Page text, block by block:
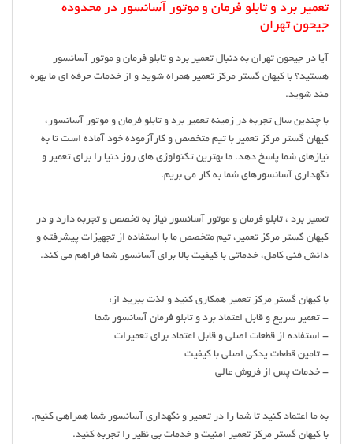
تعمیر برد و تابلو فرمان و موتور آسانسور در محدوده
جیحون تهران
آیا در جیحون تهران به دنبال تعمیر برد و تابلو فرمان و موتور آسانسور
هستید؟ با کیهان گستر مرکز تعمیر همراه شوید و از خدمات حرفه ای ما بهره
مند شوید.
با چندین سال تجربه در زمینه تعمیر برد و تابلو فرمان و موتور آسانسور،
کیهان گستر مرکز تعمیر با تیم متخصص و کارآزموده خود آماده است تا به
نیازهای شما پاسخ دهد. ما بهترین تکنولوژی های روز دنیا را برای تعمیر و
نگهداری آسانسورهای شما به کار می بریم.
تعمیر برد ، تابلو فرمان و موتور آسانسور نیاز به تخصص و تجربه دارد و در
کیهان گستر مرکز تعمیر، تیم متخصص ما با استفاده از تجهیزات پیشرفته و
دانش فنی کامل، خدماتی با کیفیت بالا برای آسانسور شما فراهم می کند.
با کیهان گستر مرکز تعمیر همکاری کنید و لذت ببرید از:
- تعمیر سریع و قابل اعتماد برد و تابلو فرمان آسانسور شما
- استفاده از قطعات اصلی و قابل اعتماد برای تعمیرات
- تامین قطعات یدکی اصلی با کیفیت
- خدمات پس از فروش عالی
به ما اعتماد کنید تا شما را در تعمیر و نگهداری آسانسور شما همراهی کنیم.
با کیهان گستر مرکز تعمیر امنیت و خدمات بی نظیر را تجربه کنید.